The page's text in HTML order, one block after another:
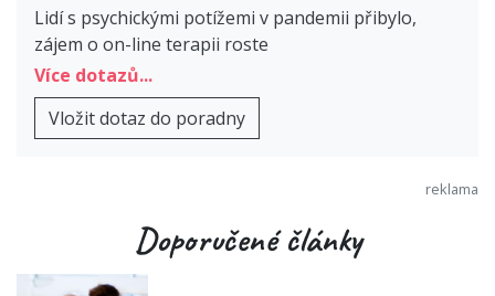
Lidí s psychickými potížemi v pandemii přibylo,
zájem o on-line terapii roste
Více dotazů...
Vložit dotaz do poradny
Doporučené články